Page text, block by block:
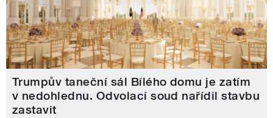
Trumpův taneční sál Bílého domu je zatím
v nedohlednu. Odvolací soud nařídil stavbu
zastavit